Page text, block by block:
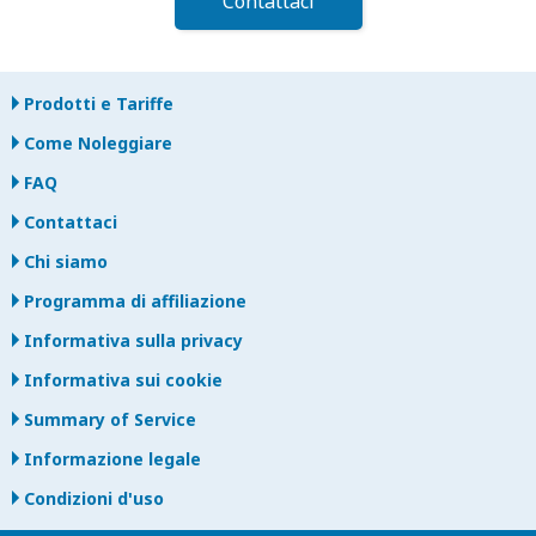
Prodotti e Tariffe
Come Noleggiare
FAQ
Contattaci
Chi siamo
Programma di affiliazione
Informativa sulla privacy
Informativa sui cookie
Summary of Service
Informazione legale
Condizioni d'uso